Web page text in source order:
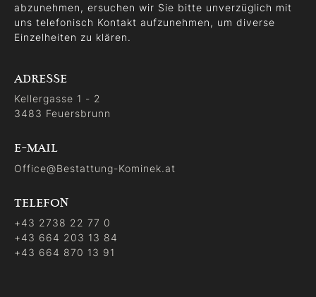
abzunehmen, ersuchen wir Sie bitte unverzüglich mit
uns telefonisch Kontakt aufzunehmen, um diverse
Einzelheiten zu klären.
ADRESSE
Kellergasse 1 - 2
3483 Feuersbrunn
E-MAIL
Office@Bestattung-Kominek.at
TELEFON
+43 2738 22 77 0
+43 664 203 13 84
+43 664 870 13 91